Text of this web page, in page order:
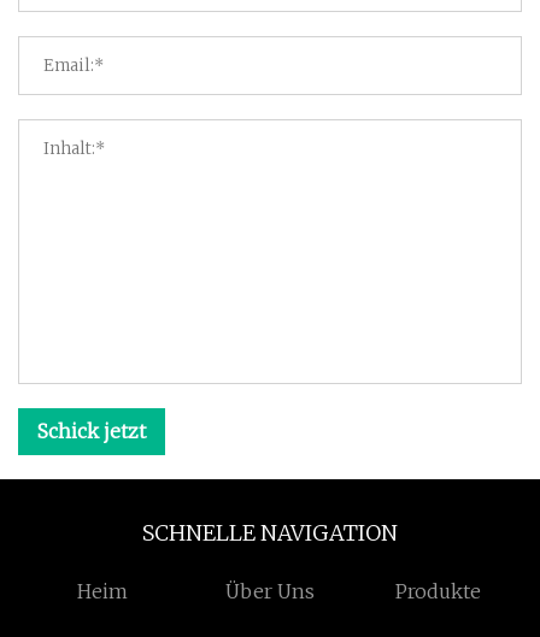
Schick jetzt
SCHNELLE NAVIGATION
Heim Über Uns Produkte